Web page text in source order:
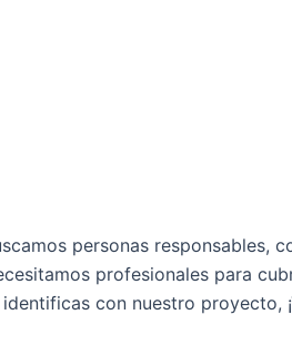
personas responsables,
profesionales para
con nuestro proyecto,